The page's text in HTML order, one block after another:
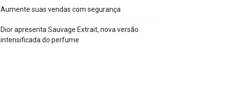
Aumente suas vendas com segurança
Dior apresenta Sauvage Extrait, nova versão
intensificada do perfume